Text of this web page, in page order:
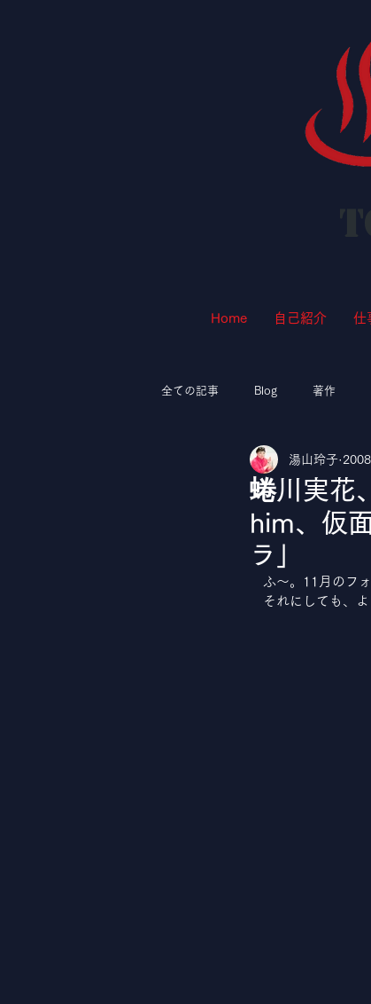
Home 自己紹介 仕
全ての記事 Blog 著作
湯山玲子のカルチャークラブ
蜷川実花
him、仮
ラ」
湯山玲子
ふ～。11月のフォ
それにしても、よ